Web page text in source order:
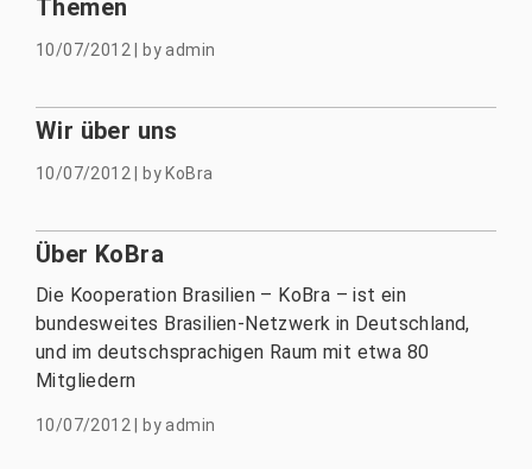
Themen
10/07/2012 byadmin
Wir über uns
10/07/2012 by KoBra
Über KoBra
Die Kooperation Brasilien – KoBra – ist ein
bundesweites Brasilien-Netzwerk in Deutschland,
und im deutschsprachigen Raum mit etwa 80
Mitgliedern
10/07/2012 byadmin